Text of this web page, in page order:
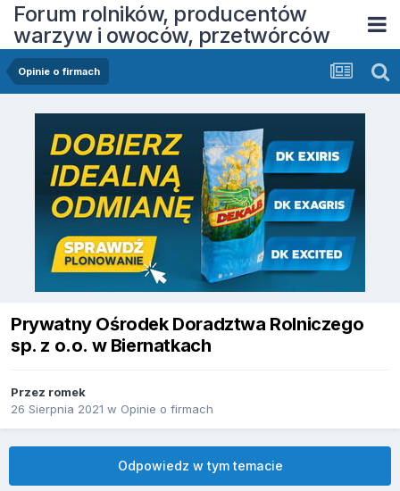
Forum rolników, producentów
warzyw i owoców, przetwórców
Opinie o firmach
Prywatny Ośrodek Doradztwa Rolniczego
sp. z o.o. w Biernatkach
Przez romek
26 Sierpnia 2021 w Opinie o firmach
Odpowiedz w tym temacie